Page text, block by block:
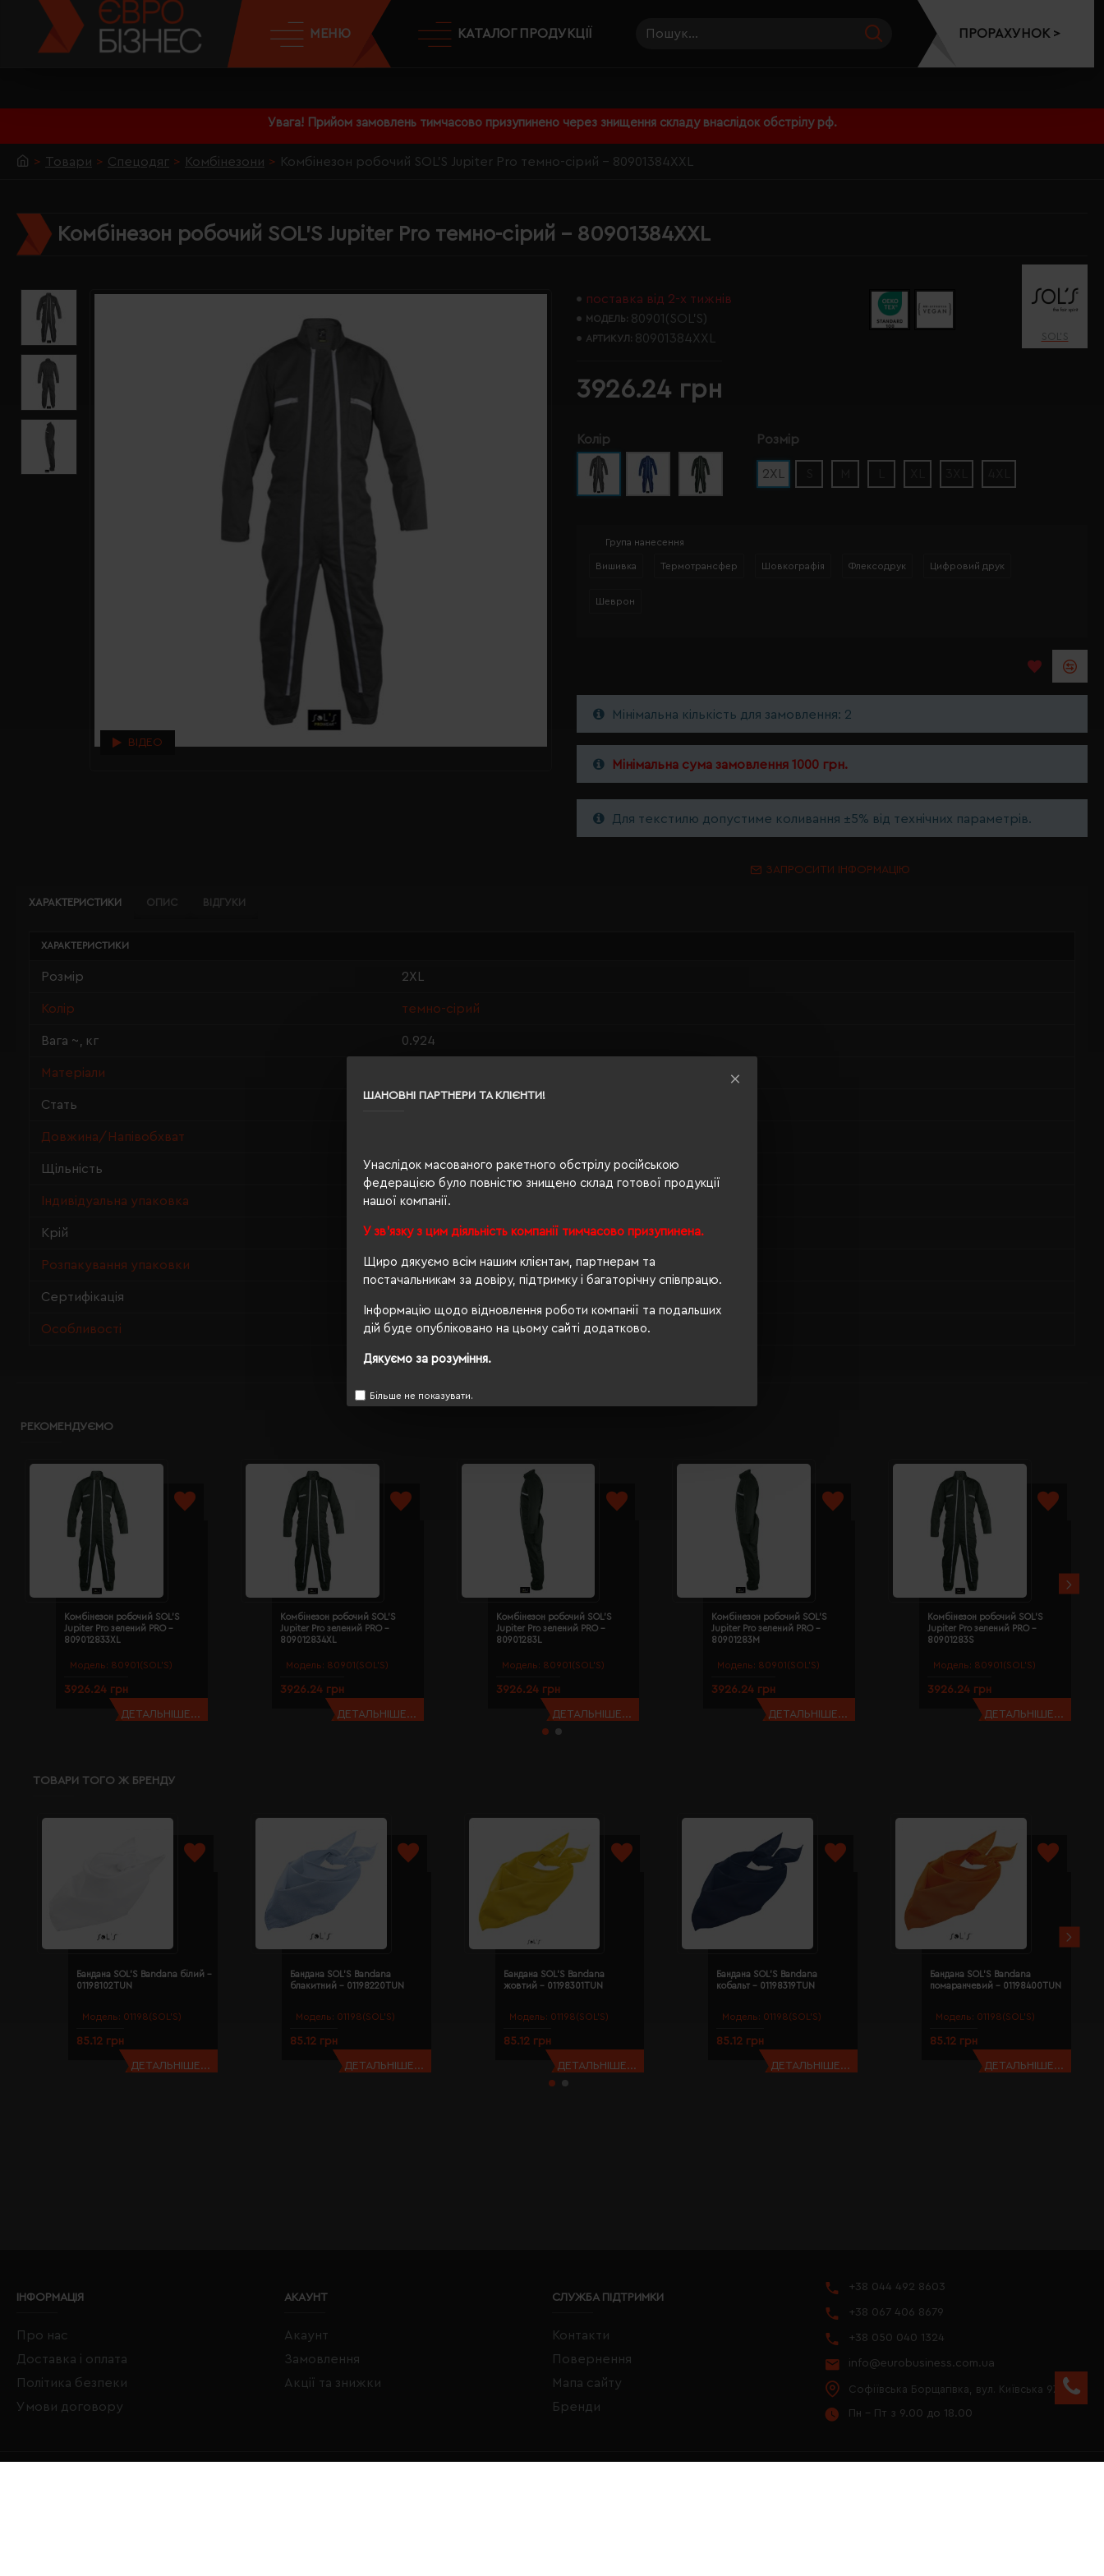
ШАНОВНІ ПАРТНЕРИ ТА КЛІЄНТИ!
Унаслідок масованого ракетного обстрілу російською
федерацією було повністю знищено склад готової продукції
нашої компанії.
У зв'язку з цим діяльність компанії тимчасово призупинена.
Щиро дякуємо всім нашим клієнтам, партнерам та
постачальникам за довіру, підтримку і багаторічну співпрацю.
Інформацію щодо відновлення роботи компанії та подальших
дій буде опубліковано на цьому сайті додатково.
Дякуємо за розуміння.
Більше не показувати.
Увага! Прийом замовлень тимчасово призупинено через знищення складу внаслідок обстрілу рф.
МЕНЮ КАТАЛОГ ПРОДУКЦІЇ ПРОРАХУНОК >
Товари Спецодяг Комбінезони Комбінезон робочий SOL'S Jupiter Pro темно-сірий - 80901384XXL
Комбінезон робочий SOL'S Jupiter Pro темно-сірий - 80901384XXL
ВІДЕО
поставка від 2-х тижнів
МОДЕЛЬ: 80901(SOL’S)
АРТИКУЛ: 80901384XXL SOL’S
3926.24 грн
Колір Розмір
2XL
Група нанесення
Вишивка Термотрансфер Шовкографія Флексодрук Цифровий друк
Шеврон
Мінімальна кількість для замовлення: 2
Мінімальна сума замовлення 1000 грн.
Для текстилю допустиме коливання ±5% від технічних параметрів.
ЗАПРОСИТИ ІНФОРМАЦІЮ
ХАРАКТЕРИСТИКИ ОПИС ВІДГУКИ
ХАРАКТЕРИСТИКИ
Розмір 2XL
Колір темно-сірий
Вага ~, кг 0.924
Матеріали
Стать
Довжина/Напівобхват
Щільність 240 г/м²
Індивідуальна упаковка п/е пакет
Крій приталений
Розпакування упаковки Ні
Сертифікація
Особливості прання при 60
РЕКОМЕНДУЄМО
Модель: 80901(SOL’S)
Комбінезон робочий SOL'S
Jupiter Pro зелений PRO -
809012833XL
3926.24 грн
ДЕТАЛЬНІШЕ...
Модель: 80901(SOL’S)
Комбінезон робочий SOL'S
Jupiter Pro зелений PRO -
809012834XL
3926.24 грн
ДЕТАЛЬНІШЕ...
Модель: 80901(SOL’S)
Комбінезон робочий SOL'S
Jupiter Pro зелений PRO -
80901283L
3926.24 грн
ДЕТАЛЬНІШЕ...
Модель: 80901(SOL’S)
Комбінезон робочий SOL'S
Jupiter Pro зелений PRO -
80901283M
3926.24 грн
ДЕТАЛЬНІШЕ...
Модель: 80901(SOL’S)
Комбінезон робочий SOL'S
Jupiter Pro зелений PRO -
80901283S
3926.24 грн
ДЕТАЛЬНІШЕ...
ТОВАРИ ТОГО Ж БРЕНДУ
Модель: 01198(SOL’S)
Бандана SOL'S Bandana білий -
01198102TUN
85.12 грн
ДЕТАЛЬНІШЕ...
Модель: 01198(SOL’S)
Бандана SOL'S Bandana
блакитний - 01198220TUN
85.12 грн
ДЕТАЛЬНІШЕ...
Модель: 01198(SOL’S)
Бандана SOL'S Bandana
жовтий - 01198301TUN
85.12 грн
ДЕТАЛЬНІШЕ...
Модель: 01198(SOL’S)
Бандана SOL'S Bandana
кобальт - 01198319TUN
85.12 грн
ДЕТАЛЬНІШЕ...
Модель: 01198(SOL’S)
Бандана SOL'S Bandana
помаранчевий - 01198400TUN
85.12 грн
ДЕТАЛЬНІШЕ...
ІНФОРМАЦІЯ
Про нас
Доставка і оплата
Політика безпеки
Умови договору
АКАУНТ
Акаунт
Замовлення
Акції та знижки
СЛУЖБА ПІДТРИМКИ
Контакти
Повернення
Мапа сайту
Бренди
+38 044 492 8603
+38 067 406 8679
+38 050 040 1324
info@eurobusiness.com.ua
Софіївська Борщагівка, вул. Київська 97
Пн - Пт з 9.00 до 18.00